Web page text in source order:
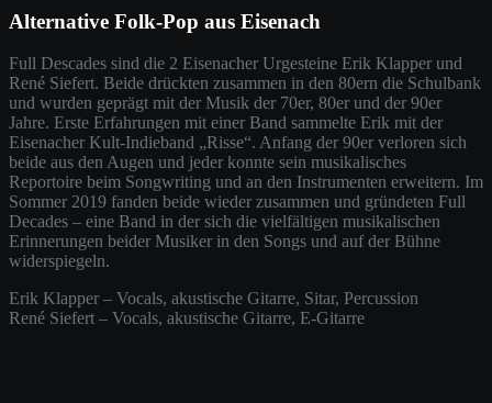
Alternative Folk-Pop aus Eisenach
Full Descades sind die 2 Eisenacher Urgesteine Erik Klapper und
René Siefert. Beide drückten zusammen in den 80ern die Schulbank
und wurden geprägt mit der Musik der 70er, 80er und der 90er
Jahre. Erste Erfahrungen mit einer Band sammelte Erik mit der
Eisenacher Kult-Indieband „Risse“. Anfang der 90er verloren sich
beide aus den Augen und jeder konnte sein musikalisches
Reportoire beim Songwriting und an den Instrumenten erweitern. Im
Sommer 2019 fanden beide wieder zusammen und gründeten Full
Decades – eine Band in der sich die vielfältigen musikalischen
Erinnerungen beider Musiker in den Songs und auf der Bühne
widerspiegeln.
Erik Klapper – Vocals, akustische Gitarre, Sitar, Percussion
René Siefert – Vocals, akustische Gitarre, E-Gitarre